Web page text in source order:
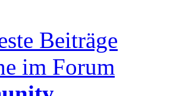
Beiträge
im Forum